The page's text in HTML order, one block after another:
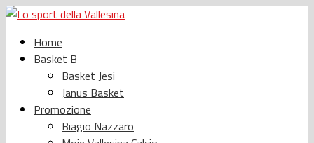
Home
Basket B
Basket Jesi
Janus Basket
Promozione
Biagio Nazzaro